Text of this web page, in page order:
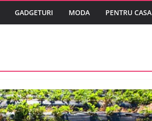
GADGETURI MODA PENTRU CASA